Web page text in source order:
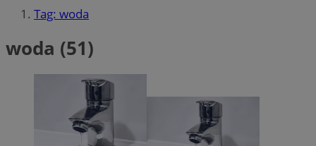
Tag: woda
woda (51)